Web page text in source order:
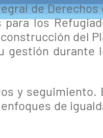
de Derechos
para los
del
gestión durante
y seguimiento.
de